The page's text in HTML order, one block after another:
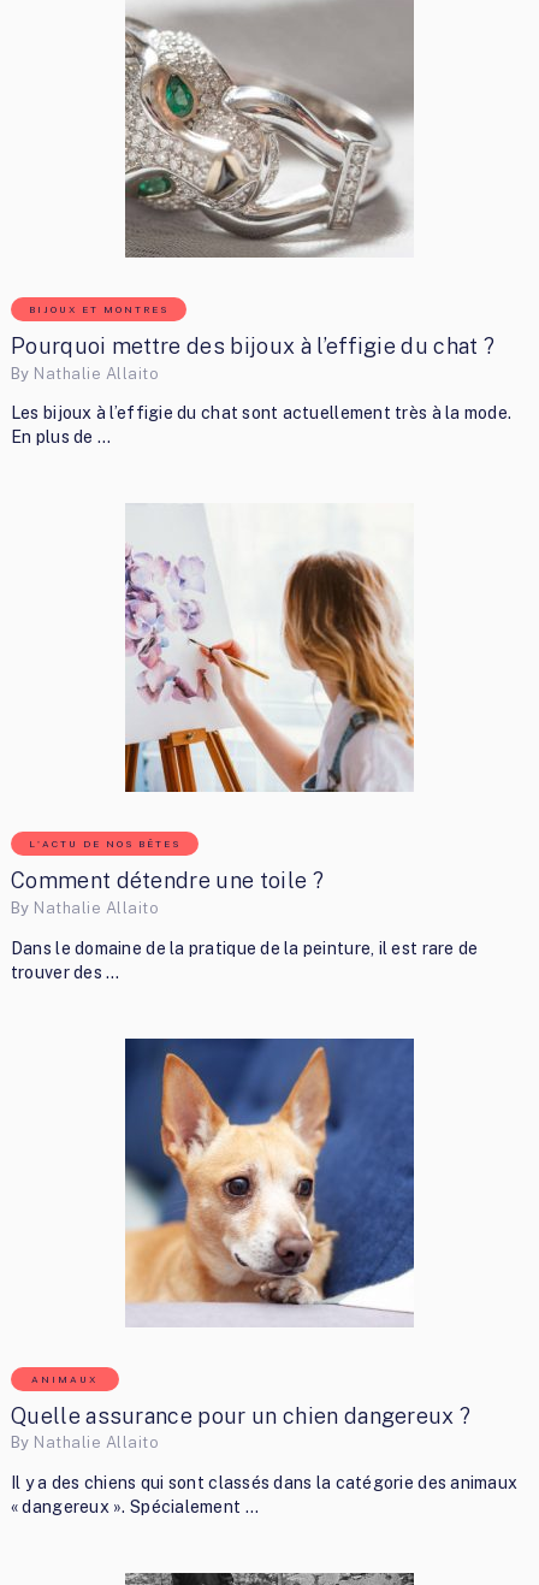
BIJOUX ET MONTRES
Pourquoi mettre des bijoux à l’effigie du chat ?
By Nathalie Allaito
Les bijoux à l’effigie du chat sont actuellement très à la mode.
En plus de …
L'ACTU DE NOS BÊTES
Comment détendre une toile ?
By Nathalie Allaito
Dans le domaine de la pratique de la peinture, il est rare de
trouver des …
ANIMAUX
Quelle assurance pour un chien dangereux ?
By Nathalie Allaito
Il y a des chiens qui sont classés dans la catégorie des animaux
« dangereux ». Spécialement …